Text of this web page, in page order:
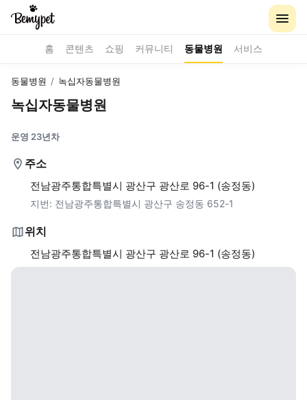
홈 콘텐츠 쇼핑 커뮤니티 동물병원 서비스
동물병원 / 녹십자동물병원
녹십자동물병원
운영 23년차
주소
전남광주통합특별시 광산구 광산로 96-1 (송정동)
지번: 전남광주통합특별시 광산구 송정동 652-1
위치
전남광주통합특별시 광산구 광산로 96-1 (송정동)